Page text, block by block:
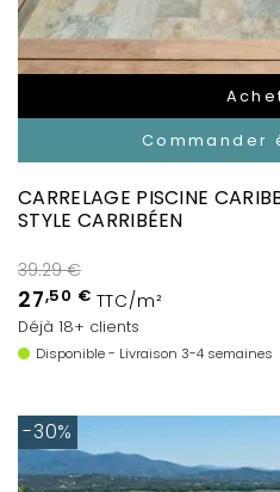
Commander
CARRELAGE PISCINE
STYLE CARRIBÉEN
39.29 €
27,50 € TTC/m²
Déjà 18+ clients
Disponible - Livraison 3-4 semaines
-30%